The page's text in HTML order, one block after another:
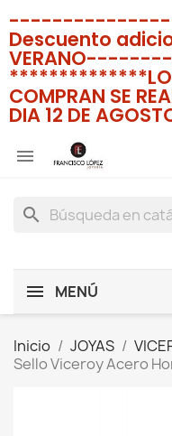
Descuento
**************LOS
COMPRAN SE
DIA 12 DE

search
MENÚ
Inicio JOYAS
Sello Viceroy Acero